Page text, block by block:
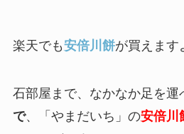
楽天でも安倍川餅が買えます
石部屋まで、なかなか足を運
で、「やまだいち」の安倍川